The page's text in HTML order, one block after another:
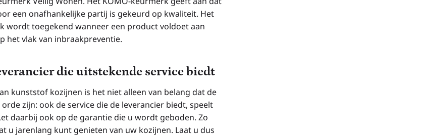
een onafhankelijke partij is gekeurd op kwaliteit. Het
wordt toegekend wanneer een product voldoet aan
het vlak van inbraakpreventie.
die uitstekende service biedt
kunststof kozijnen is het niet alleen van belang dat de
zijn: ook de service die de leverancier biedt, speelt
daarbij ook op de garantie die u wordt geboden. Zo
u jarenlang kunt genieten van uw kozijnen. Laat u dus